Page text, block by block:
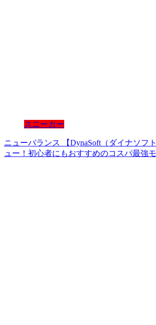
スニーカー
ニューバランス 【DynaSoft（ダイナソフ
ュー！初心者にもおすすめのコスパ最強